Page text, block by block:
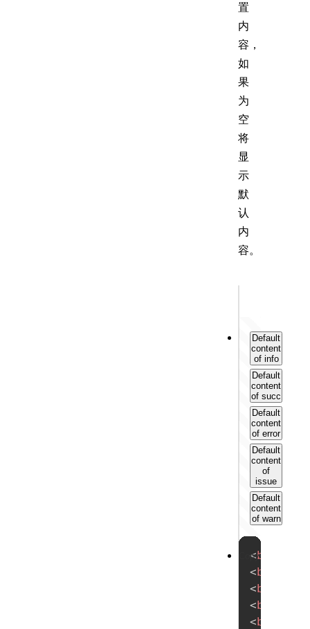
置
内
容，
如
果
为
空
将
显
示
默
认
内
容。
Default
content
of info
Default
content
of succ
Default
content
of error
Default
content
of
issue
Default
content
of warn
<button
<button
<button
<button
<button
Copy